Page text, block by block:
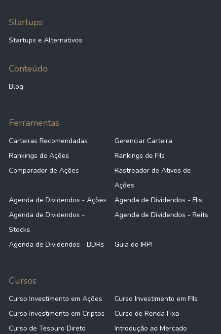
Startups
Startups e Alternativos
Conteúdo
Blog
Ferramentas
Carteiras Recomendadas
Gerenciar Carteira
Rankings de Ações
Rankings de FIIs
Comparador de Ações
Rastreador de Ativos de
Ações
Agenda de Dividendos - Ações
Agenda de Dividendos - FIIs
Agenda de Dividendos -
Stocks
Agenda de Dividendos - Reits
Agenda de Dividendos - BDRs Guia do IRPF
Cursos
Curso Investimento em Ações
Curso Investimento em FIIs
Curso Investimento em Criptos
Curso de Renda Fixa
Curso de Tesouro Direto
Introdução ao Mercado